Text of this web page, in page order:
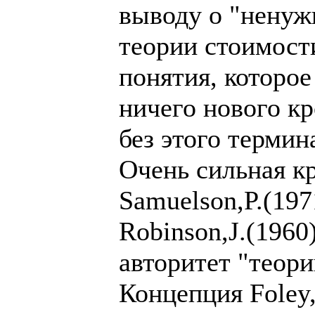
выводу о
теории
понятия,
ничего нового
без этого
Очень сильная
авторитет
Концепция